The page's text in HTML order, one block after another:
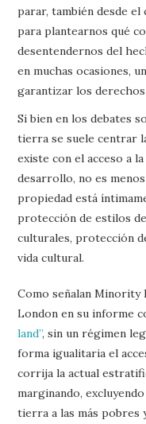
parar, también desde
para plantearnos qué
desentendernos del
en muchas ocasiones,
garantizar los
Si bien en los debates
tierra se suele centrar
existe con el acceso a
desarrollo, no es
propiedad está
protección de estilos
culturales, protección
vida cultural.
Como señalan Minority
London en su informe
land”, sin un régimen
forma igualitaria el
corrija la actual
marginando,
tierra a las más pobres